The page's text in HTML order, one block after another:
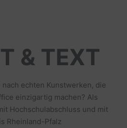
& TEXT
echten Kunstwerken, die
einzigartig machen? Als
Hochschulabschluss und mit
Rheinland-Pfalz